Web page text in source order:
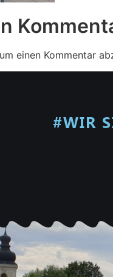
einen Kommentar
#WIR